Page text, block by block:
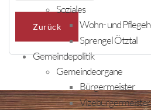
Soziales
Wohn- und
Sprengel Ötztal
Gemeindepolitik
Gemeindeorgane
Bürgermeister
Vizebürgermeister
Zurück